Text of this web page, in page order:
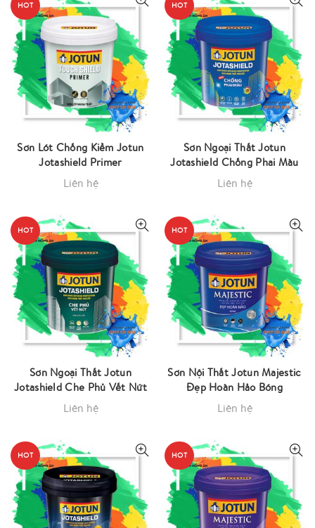
HOT
Sơn Lót Chống Kiềm Jotun
Jotashield Primer
Liên hệ
HOT
Sơn Ngoại Thất Jotun
Jotashield Chống Phai Màu
Liên hệ
HOT
Sơn Ngoại Thất Jotun
Jotashield Che Phủ Vết Nứt
Liên hệ
HOT
Sơn Nội Thất Jotun Majestic
Đẹp Hoàn Hảo Bóng
Liên hệ
HOT HOT